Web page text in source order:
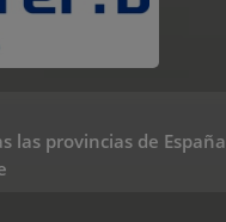
las provincias de España